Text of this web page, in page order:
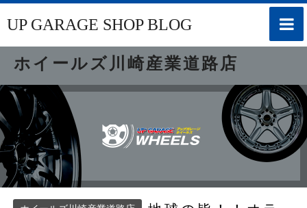
toggle
UP GARAGE SHOP BLOG
ホイールズ川崎産業道路店